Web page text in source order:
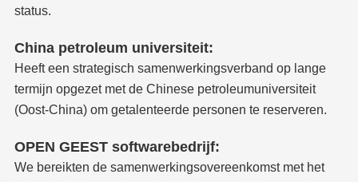
status.
China petroleum universiteit:
Heeft een strategisch samenwerkingsverband op lange
termijn opgezet met de Chinese petroleumuniversiteit
(Oost-China) om getalenteerde personen te reserveren.
OPEN GEEST softwarebedrijf:
We bereikten de samenwerkingsovereenkomst met het